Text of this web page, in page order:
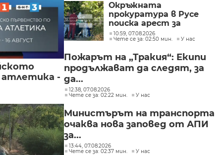
атлетика -
Окръжната
прокуратура в Русе
поиска арест за
петима от
участниците в
разбитата
лаборатория за
10:59, 07.08.2026
Чете се за: 02:50 мин.
У нас
Пожарът на „Тракия“: Екипи
продължават да следят, за
да...
12:38, 07.08.2026
Чете се за: 02:22 мин.
У нас
Министърът на транспорта
очаква нова заповед от АПИ
за...
13:44, 07.08.2026
Чете се за: 02:37 мин.
У нас